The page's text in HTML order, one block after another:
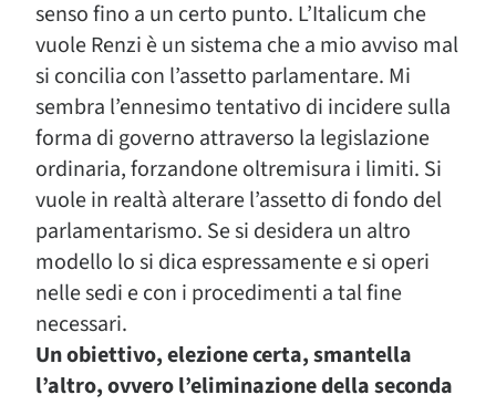
senso fino a un certo punto. L’Italicum che
vuole Renzi è un sistema che a mio avviso mal
si concilia con l’assetto parlamentare. Mi
sembra l’ennesimo tentativo di incidere sulla
forma di governo attraverso la legislazione
ordinaria, forzandone oltremisura i limiti. Si
vuole in realtà alterare l’assetto di fondo del
parlamentarismo. Se si desidera un altro
modello lo si dica espressamente e si operi
nelle sedi e con i procedimenti a tal fine
necessari.
Un obiettivo, elezione certa, smantella
l’altro, ovvero l’eliminazione della seconda